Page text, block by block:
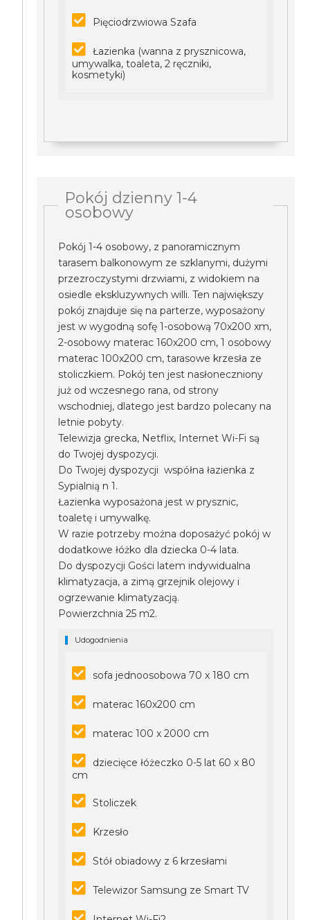
Pięciodrzwiowa Szafa
Łazienka (wanna z prysznicowa,
umywalka, toaleta, 2 ręczniki,
kosmetyki)
Pokój dzienny 1-4
osobowy
Pokój 1-4 osobowy, z panoramicznym
tarasem balkonowym ze szklanymi, dużymi
przezroczystymi drzwiami, z widokiem na
osiedle ekskluzywnych willi. Ten największy
pokój znajduje się na parterze, wyposażony
jest w wygodną sofę 1-osobową 70x200 xm,
2-osobowy materac 160x200 cm, 1 osobowy
materac 100x200 cm, tarasowe krzesła ze
stoliczkiem. Pokój ten jest nasłoneczniony
już od wczesnego rana, od strony
wschodniej, dlatego jest bardzo polecany na
letnie pobyty.
Telewizja grecka, Netflix, Internet Wi-Fi są
do Twojej dyspozycji.
Do Twojej dyspozycji współna łazienka z
Sypialnią n 1.
Łazienka wyposażona jest w prysznic,
toaletę i umywalkę.
W razie potrzeby można doposażyć pokój w
dodatkowe łóżko dla dziecka 0-4 lata.
Do dyspozycji Gości latem indywidualna
klimatyzacja, a zimą grzejnik olejowy i
ogrzewanie klimatyzacją.
Powierzchnia 25 m2.
Udogodnienia
sofa jednoosobowa 70 x 180 cm
materac 160x200 cm
materac 100 x 2000 cm
dziecięce łóżeczko 0-5 lat 60 x 80
cm
Stoliczek
Krzesło
Stół obiadowy z 6 krzesłami
Telewizor Samsung ze Smart TV